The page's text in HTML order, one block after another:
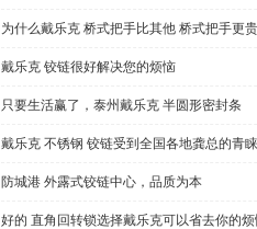
为什么戴乐克 桥式把手比其他 桥式把手更
戴乐克 铰链很好解决您的烦恼
只要生活赢了，泰州戴乐克 半圆形密封条
戴乐克 不锈钢 铰链受到全国各地龚总的青睐
防城港 外露式铰链中心，品质为本
好的 直角回转锁选择戴乐克可以省去你的